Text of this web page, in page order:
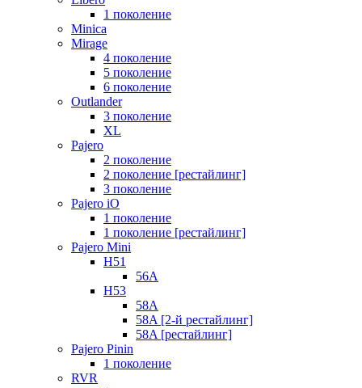
1 поколение
Minica
Mirage
4 поколение
5 поколение
6 поколение
Outlander
3 поколение
XL
Pajero
2 поколение
2 поколение [рестайлинг]
3 поколение
Pajero iO
1 поколение
1 поколение [рестайлинг]
Pajero Mini
H51
56A
H53
58A
58A [2-й рестайлинг]
58A [рестайлинг]
Pajero Pinin
1 поколение
RVR